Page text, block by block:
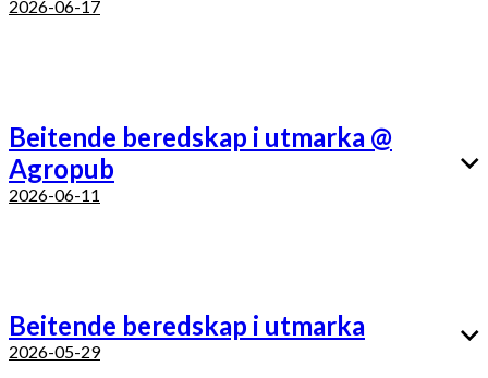
2026-06-17
Beitende beredskap i utmarka @
Agropub
2026-06-11
Beitende beredskap i utmarka
2026-05-29